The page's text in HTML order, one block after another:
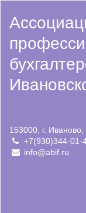
153000, г.
+7(930)344-01-
info@abif.ru